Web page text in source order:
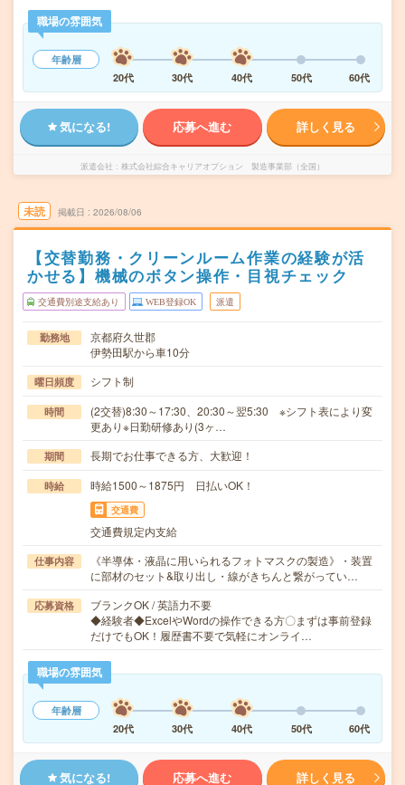
職場の雰囲気
年齢層
20代
30代 40代 50代 60代
気になる! 応募へ進む 詳しく見る
派遣会社 株式会社綜合キャリアオプション 製造事業部（全国）
未読 掲載日 2026/08/06
【交替勤務・クリーンルーム作業の経験が活
かせる】機械のボタン操作・目視チェック
交通費別途支給あり WEB登録OK 派遣
勤務地
京都府久世郡
伊勢田駅から車10分
曜日頻度 シフト制
時間
(2交替)8:30～17:30、20:30～翌5:30 ※シフト表により変
更あり※日勤研修あり(3ヶ…
期間 長期でお仕事できる方、大歓迎！
時給 時給1500～1875円 日払いOK！
交通費
交通費規定内支給
仕事内容
《半導体・液晶に用いられるフォトマスクの製造》・装置
に部材のセット&取り出し・線がきちんと繋がってい…
応募資格
ブランクOK / 英語力不要
◆経験者◆ExcelやWordの操作できる方〇まずは事前登録
だけでもOK！履歴書不要で気軽にオンライ…
職場の雰囲気
年齢層
20代
30代 40代 50代 60代
気になる! 応募へ進む 詳しく見る